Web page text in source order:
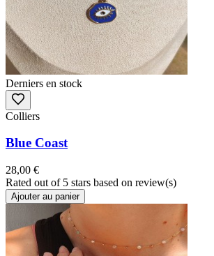
Derniers en stock
Colliers
Blue Coast
28,00 €
Rated out of 5 stars based on review(s)
Ajouter au panier